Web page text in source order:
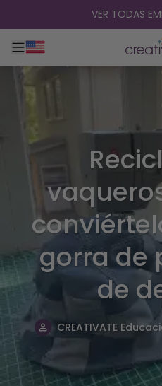
VER TODAS
Alternar navegación
gorra de
de
CREATIVATE